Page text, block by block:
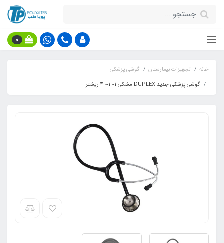
0
خانه تجهیزات بیمارستان
گوشی پزشکی
گوشی پزشکی جدید DUPLEX مشکی 01-4001 ریشتر